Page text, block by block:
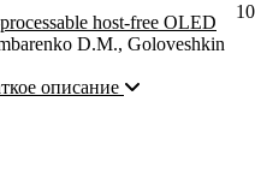
host-free OLED
D.M., Goloveshkin
описание
10